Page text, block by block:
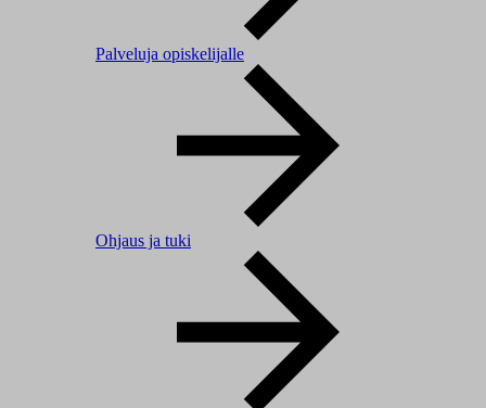
Palveluja opiskelijalle
Ohjaus ja tuki